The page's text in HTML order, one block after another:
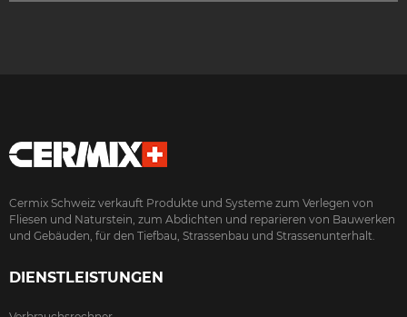
Cermix Schweiz verkauft Produkte und Systeme zum Verlegen von
Fliesen und Naturstein, zum Abdichten und reparieren von Bauwerken
und Gebäuden, für den Tiefbau, Strassenbau und Strassenunterhalt.
DIENSTLEISTUNGEN